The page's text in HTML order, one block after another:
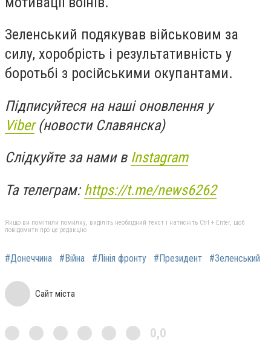
Зеленський подякував військовим за
силу, хоробрість і результативність у
боротьбі з російськими окупантами.
Підписуйтеся на наші оновлення у
Viber(новости Славянска)
Слідкуйте за нами в Instagram
Та телеграм:https://t.me/news6262
Якщо ви помітили помилку, виділіть необхідний текст і натисніть Ctrl + Enter, щоб
повідомити про це редакцію
#Донеччина #Війна #Лінія фронту #Президент #Зеленський
Сайт міста
0,0